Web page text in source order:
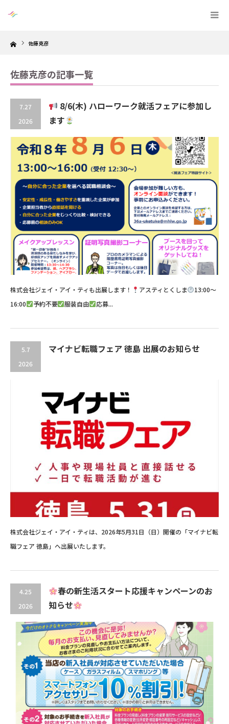
Home 佐藤克彦
佐藤克彦の記事一覧
7.27
2026
8/6(木) ハローワーク就活フェアに参加し
ます
株式会社ジェイ・アイ・ティも出展します！ アスティとくしま
13:00～
16:00
予約不要 服装自由 応募...
5.7
2026
マイナビ転職フェア 徳島 出展のお知らせ
株式会社ジェイ・アイ・ティは、2026年5月31日（日）開催の「マイナビ転
職フェア 徳島」へ出展いたします。
4.25
2026
春の新生活スタート応援キャンペーンのお
知らせ